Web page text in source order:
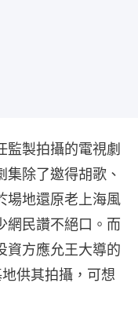
監製拍攝的電視劇
集除了邀得胡歌、
場地還原老上海風
網民讚不絕口。而
資方應允王大導的
供其拍攝，可想